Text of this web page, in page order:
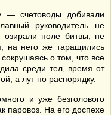
— счетоводы добивали
руководитель не
озирали поле битвы, не
на него же таращились
о том, что все
среди тел, время от
а лут по распорядку.
и уже безголового
паровоз. На его доспехе